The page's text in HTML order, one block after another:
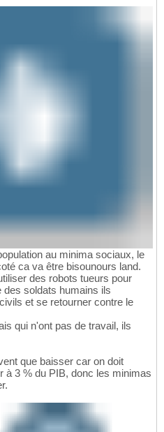
au minima sociaux, le
ca va être bisounours land.
des robots tueurs pour
des soldats humains ils
et se retourner contre le
qui n'ont pas de travail, ils
que baisser car on doit
à 3 % du PIB, donc les minimas